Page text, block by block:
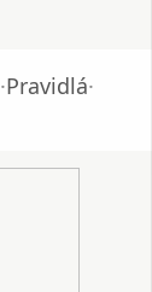
·Pravidlá·